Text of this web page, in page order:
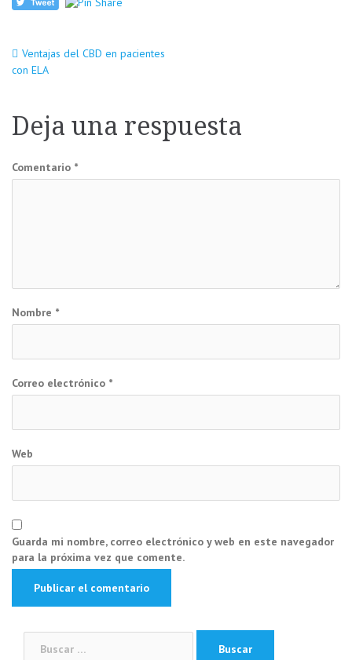
Navegación
entradas
Ventajas del CBD en pacientes
con ELA
Deja una respuesta
Comentario *
Nombre *
Correo electrónico *
Web
Guarda mi nombre, correo electrónico y web en este navegador
para la próxima vez que comente.